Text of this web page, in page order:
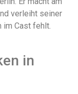
verleiht seiner
im Cast fehlt.
in